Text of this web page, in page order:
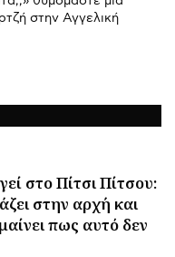
στην Αγγελική
στο Πίτσι Πίτσου:
στην αρχή και
πως αυτό δεν